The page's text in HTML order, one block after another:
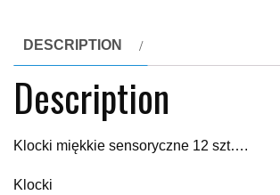
DESCRIPTION
Description
Klocki miękkie sensoryczne 12 szt….
Klocki